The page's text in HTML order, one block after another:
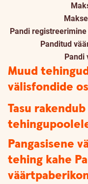
Pandi
Panditud
Pandi
Muud
välisfondide
Tasu
Pangasisene
tehing kahe